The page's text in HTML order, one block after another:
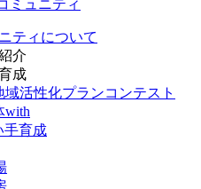
ティについて
介
成
域活性化プランコンテスト
with
手育成